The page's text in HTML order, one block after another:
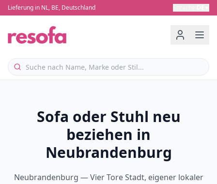
Lieferung in NL, BE, Deutschland
Sofa oder Stuhl neu
beziehen in
Neubrandenburg
Neubrandenburg — Vier Tore Stadt, eigener lokaler